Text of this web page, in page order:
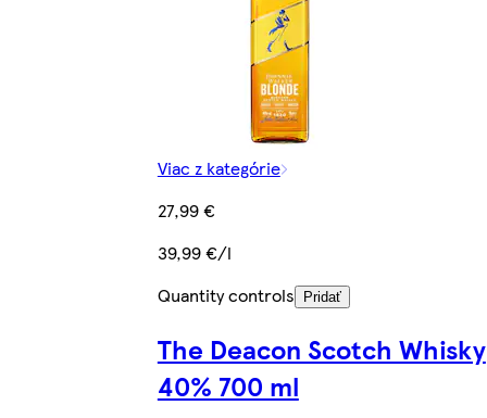
Viac z kategórie
27,99 €
39,99 €/l
Quantity controls
Pridať
The Deacon Scotch Whisky
40% 700 ml